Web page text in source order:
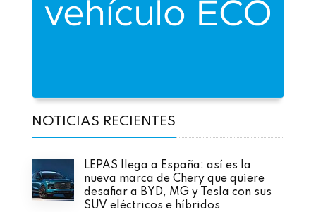
NOTICIAS RECIENTES
LEPAS llega a España: así es la
nueva marca de Chery que quiere
desafiar a BYD, MG y Tesla con sus
SUV eléctricos e híbridos